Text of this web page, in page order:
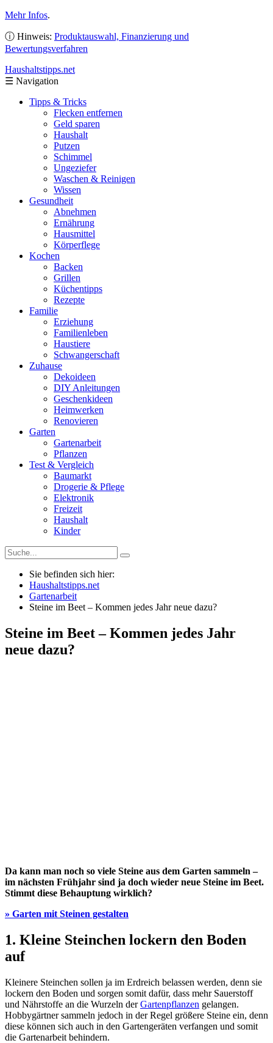
Mehr Infos.
ⓘ Hinweis: Produktauswahl, Finanzierung und
Bewertungsverfahren
Haushaltstipps.net
☰ Navigation
Tipps & Tricks
Flecken entfernen
Geld sparen
Haushalt
Putzen
Schimmel
Ungeziefer
Waschen & Reinigen
Wissen
Gesundheit
Abnehmen
Ernährung
Hausmittel
Körperflege
Kochen
Backen
Grillen
Küchentipps
Rezepte
Familie
Erziehung
Familienleben
Haustiere
Schwangerschaft
Zuhause
Dekoideen
DIY Anleitungen
Geschenkideen
Heimwerken
Renovieren
Garten
Gartenarbeit
Pflanzen
Test & Vergleich
Baumarkt
Drogerie & Pflege
Elektronik
Freizeit
Haushalt
Kinder
Sie befinden sich hier:
Haushaltstipps.net
Gartenarbeit
Steine im Beet – Kommen jedes Jahr neue dazu?
Steine im Beet – Kommen jedes Jahr
neue dazu?
Da kann man noch so viele Steine aus dem Garten sammeln –
im nächsten Frühjahr sind ja doch wieder neue Steine im Beet.
Stimmt diese Behauptung wirklich?
» Garten mit Steinen gestalten
1. Kleine Steinchen lockern den Boden
auf
Kleinere Steinchen sollen ja im Erdreich belassen werden, denn sie
lockern den Boden und sorgen somit dafür, dass mehr Sauerstoff
und Nährstoffe an die Wurzeln derGartenpflanzen gelangen.
Hobbygärtner sammeln jedoch in der Regel größere Steine ein, denn
diese können sich auch in den Gartengeräten verfangen und somit
die Gartenarbeit behindern.